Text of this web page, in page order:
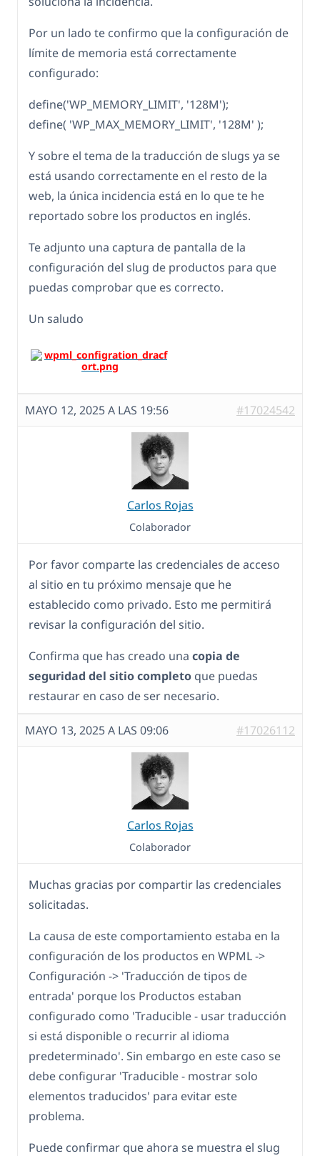
Por un lado te confirmo que la configuración de
límite de memoria está correctamente
configurado:
define('WP_MEMORY_LIMIT', '128M');
define( 'WP_MAX_MEMORY_LIMIT', '128M' );
Y sobre el tema de la traducción de slugs ya se
está usando correctamente en el resto de la
web, la única incidencia está en lo que te he
reportado sobre los productos en inglés.
Te adjunto una captura de pantalla de la
configuración del slug de productos para que
puedas comprobar que es correcto.
Un saludo
MAYO 12, 2025 A LAS 19:56 #17024542
Carlos Rojas
Colaborador
Por favor comparte las credenciales de acceso
al sitio en tu próximo mensaje que he
establecido como privado. Esto me permitirá
revisar la configuración del sitio.
Confirma que has creado una copia de
seguridad del sitio completo que puedas
restaurar en caso de ser necesario.
MAYO 13, 2025 A LAS 09:06 #17026112
Carlos Rojas
Colaborador
Muchas gracias por compartir las credenciales
solicitadas.
La causa de este comportamiento estaba en la
configuración de los productos en WPML ->
Configuración -> 'Traducción de tipos de
entrada' porque los Productos estaban
configurado como 'Traducible - usar traducción
si está disponible o recurrir al idioma
predeterminado'. Sin embargo en este caso se
debe configurar 'Traducible - mostrar solo
elementos traducidos' para evitar este
problema.
Puede confirmar que ahora se muestra el slug